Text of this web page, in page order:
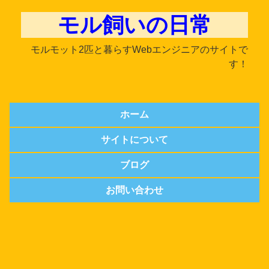
モル飼いの日常
モルモット2匹と暮らすWebエンジニアのサイトで
す！
ホーム
サイトについて
ブログ
お問い合わせ